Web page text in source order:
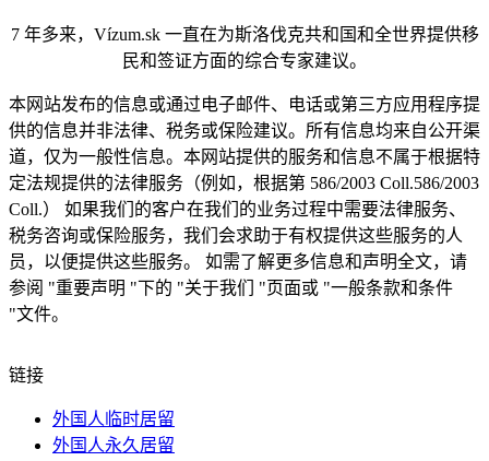
7 年多来，Vízum.sk 一直在为斯洛伐克共和国和全世界提供移
民和签证方面的综合专家建议。
本网站发布的信息或通过电子邮件、电话或第三方应用程序提
供的信息并非法律、税务或保险建议。所有信息均来自公开渠
道，仅为一般性信息。本网站提供的服务和信息不属于根据特
定法规提供的法律服务（例如，根据第 586/2003 Coll.586/2003
Coll.） 如果我们的客户在我们的业务过程中需要法律服务、
税务咨询或保险服务，我们会求助于有权提供这些服务的人
员，以便提供这些服务。 如需了解更多信息和声明全文，请
参阅 "重要声明 "下的 "关于我们 "页面或 "一般条款和条件
"文件。
链接
外国人临时居留
外国人永久居留